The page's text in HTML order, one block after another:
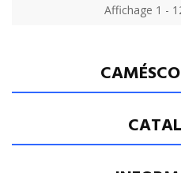
Affichage 1 -